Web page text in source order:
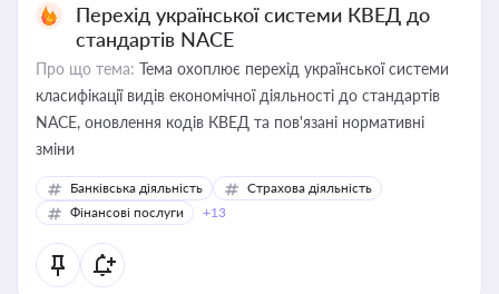
Перехід української системи КВЕД до
стандартів NACE
Про що тема: Тема охоплює перехід української системи
класифікації видів економічної діяльності до стандартів
NACE, оновлення кодів КВЕД та пов'язані нормативні
зміни
Банківська діяльність
Страхова діяльність
Фінансові послуги
+13